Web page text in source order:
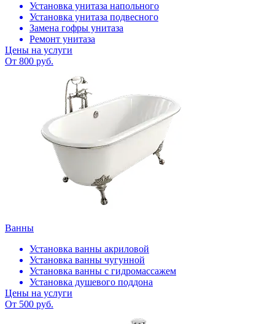
Установка унитаза напольного
Установка унитаза подвесного
Замена гофры унитаза
Ремонт унитаза
Цены на услуги
От 800 руб.
Ванны
Установка ванны акриловой
Установка ванны чугунной
Установка ванны с гидромассажем
Установка душевого поддона
Цены на услуги
От 500 руб.